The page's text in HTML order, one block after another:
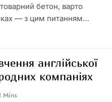
бетон, варто
— з цим питанням…
англійської
компаніях
Mins